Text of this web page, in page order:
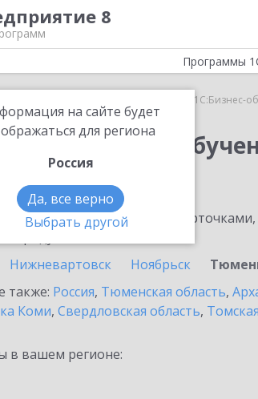
8
на сайте будет
для региона
Россия
Да, все верно
Выбрать другой
Программы
1С:Бизнес-
1С:Бизнес-
с информационными
продукта.
Нижневартовск Ноябрьск
также: Россия, Тюменская область,
Коми, Свердловская область,
в вашем регионе: